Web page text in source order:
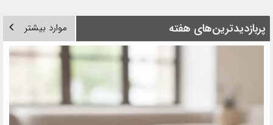
پربازدیدترین‌های هفته موارد بیشتر